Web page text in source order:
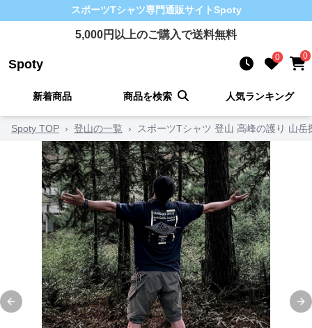
スポーツTシャツ専門通販サイトSpoty
5,000円以上のご購入で送料無料
Spoty 0 0
新着商品 商品を検索 人気ランキング
Spoty TOP › 登山の一覧 › スポーツTシャツ 登山 高峰の護り 山岳
Previous slide